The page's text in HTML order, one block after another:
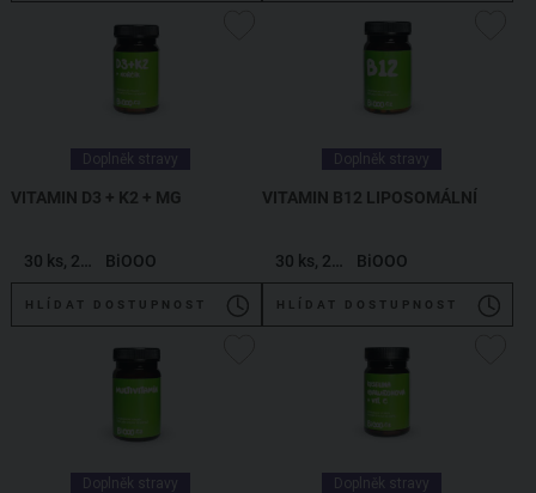
Doplněk stravy
VITAMIN D3 + K2 + MG
BiOOO
HLÍDAT DOSTUPNOST
Doplněk stravy
VITAMIN B12 LIPOSOMÁLNÍ
BiOOO
HLÍDAT DOSTUPNOST
Doplněk stravy Doplněk stravy